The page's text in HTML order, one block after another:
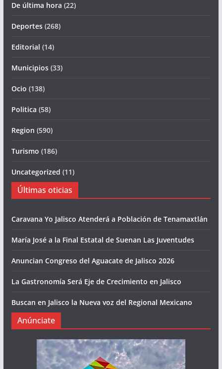
De última hora (22)
Deportes(268)
Editorial (14)
Municipios(33)
Ocio (138)
Politica (58)
Region (590)
Turismo (186)
Uncategorized (11)
Últimas oticias
Caravana Yo Jalisco Atenderá a Población de Tenamaxtlán
María José a la Final Estatal de Suenan Las Juventudes
Anuncian Congreso del Aguacate de Jalisco 2026
La Gastronomía Será Eje de Crecimiento en Jalisco
Buscan en Jalisco la Nueva voz del Regional Mexicano
Anúnciate